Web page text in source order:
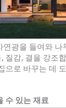
연광을 들여와 나
질감, 결을 강조
으로 바꾸는 데
수 있는 재료